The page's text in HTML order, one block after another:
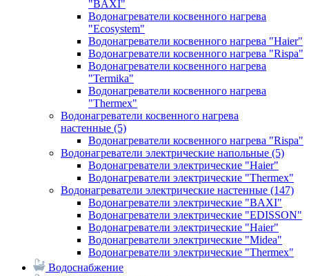
"BAXI"
Водонагреватели косвенного нагрева
"Ecosystem"
Водонагреватели косвенного нагрева "Haier"
Водонагреватели косвенного нагрева "Rispa"
Водонагреватели косвенного нагрева
"Termika"
Водонагреватели косвенного нагрева
"Thermex"
Водонагреватели косвенного нагрева
настенные (5)
Водонагреватели косвенного нагрева "Rispa"
Водонагреватели электрические напольные (5)
Водонагреватели электрические "Haier"
Водонагреватели электрические "Thermex"
Водонагреватели электрические настенные (147)
Водонагреватели электрические "BAXI"
Водонагреватели электрические "EDISSON"
Водонагреватели электрические "Haier"
Водонагреватели электрические "Midea"
Водонагреватели электрические "Thermex"
Водоснабжение